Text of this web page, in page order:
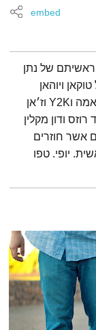
embed
של נתן
טוקאן ויוהאן
סבסטיאן באך ולואיס ארמסטרונג וליברסטרואמה וY2K וז׳אן
ודון מקלין
אשר חוזרים
יופי. טפו